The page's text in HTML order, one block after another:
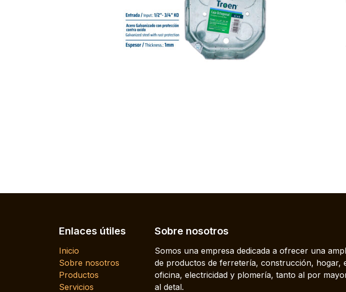
Enlaces útiles
Inicio
Sobre nosotros
Productos
Servicios
Sobre nosotros
Somos una empresa dedicada a ofrecer una
de productos de ferretería, construcción, hogar,
oficina, electricidad y plomería, tanto al por
al detal.